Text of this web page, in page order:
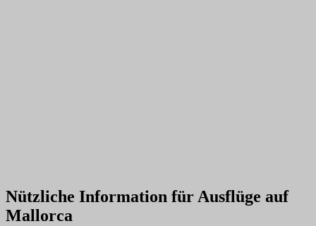
Nützliche Information für Ausflüge auf
Mallorca